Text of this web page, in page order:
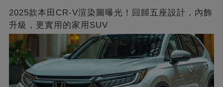
2025款本田CR-V渲染圖曝光！回歸五座設計，內飾
升級，更實用的家用SUV